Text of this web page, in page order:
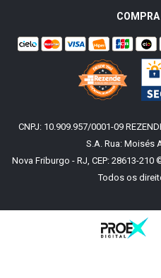
COMPRA
CNPJ: 10.909.957/0001-09
S.A. Rua: Moisés
Nova Friburgo - RJ, CEP: 28613-
Todos os